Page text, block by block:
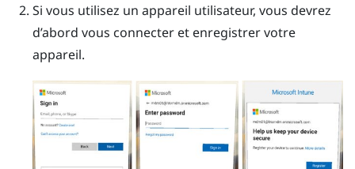
Si vous utilisez un appareil utilisateur, vous devrez
d’abord vous connecter et enregistrer votre
appareil.